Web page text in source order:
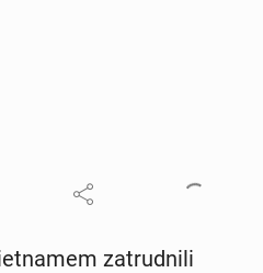
za­trud­ni­li